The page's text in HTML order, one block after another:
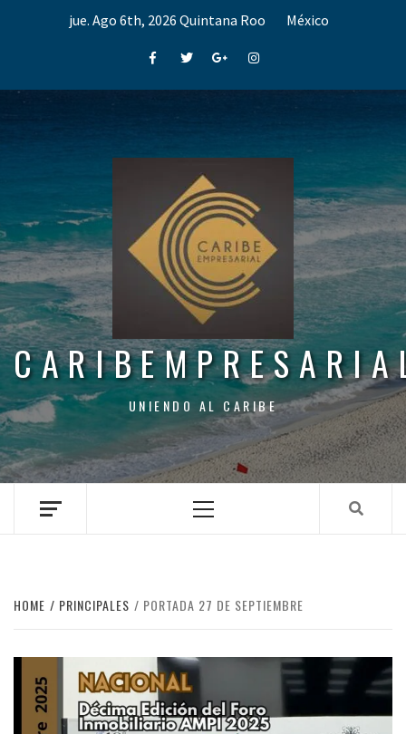
jue. Ago 6th, 2026 Quintana Roo México
FacebookTwitterGoogle+Instagram
UNIENDO AL CARIBE
Menu
HOME PRINCIPALES PORTADA 27 DE SEPTIEMBRE